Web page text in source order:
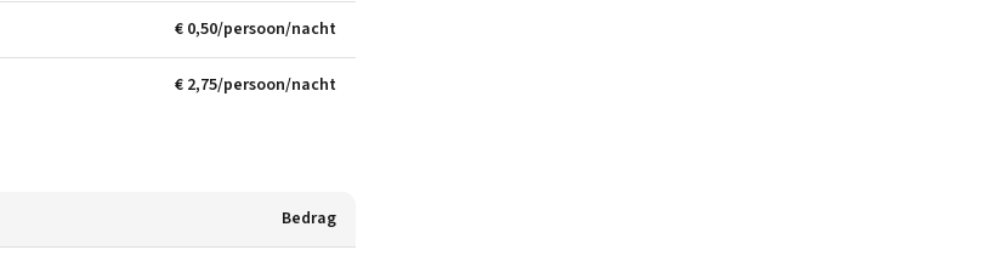
€ 0,50/persoon/nacht
€ 2,75/persoon/nacht
Bedrag